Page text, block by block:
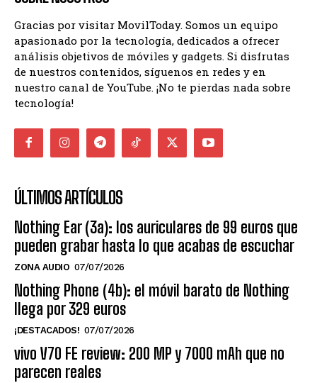
Gracias por visitar MovilToday. Somos un equipo
apasionado por la tecnología, dedicados a ofrecer
análisis objetivos de móviles y gadgets. Si disfrutas
de nuestros contenidos, síguenos en redes y en
nuestro canal de YouTube. ¡No te pierdas nada sobre
tecnología!
ÚLTIMOS ARTÍCULOS
Nothing Ear (3a): los auriculares de 99 euros que
pueden grabar hasta lo que acabas de escuchar
ZONA AUDIO 07/07/2026
Nothing Phone (4b): el móvil barato de Nothing
llega por 329 euros
¡DESTACADOS! 07/07/2026
vivo V70 FE review: 200 MP y 7000 mAh que no
parecen reales